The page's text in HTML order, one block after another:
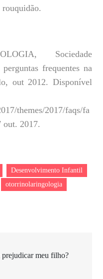
rouquidão.
Sociedade
frequentes na
out 2012. Disponível
themes/2017/faqs/fa
out. 2017.
Desenvolvimento Infantil
otorrinolaringologia
prejudicar meu filho?